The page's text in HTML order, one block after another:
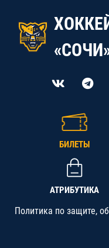
БИЛЕТЫ
АТРИБУТИКА
Политика по защите,